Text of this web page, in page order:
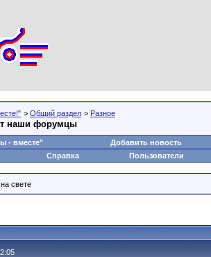
> Общий раздел > Разное
наши форумцы
- вместе"
Добавить новость
Справка Пользователи
свете